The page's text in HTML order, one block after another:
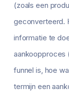
(zoals een
geconverteerd.
informatie te
aankoopproces
funnel is, hoe
termijn een